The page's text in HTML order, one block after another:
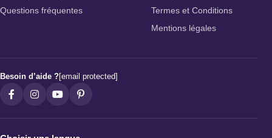
Questions fréquentes
Termes et Conditions
Mentions légales
Besoin d’aide ?[email protected]